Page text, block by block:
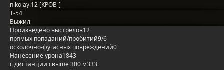
nikolayi12 [KPOB-]
Т-54
Выжил
Произведено выстрелов12
прямых попаданий/пробитий9/6
осколочно-фугасных повреждений0
Нанесение урона1843
с дистанции свыше 300 м333